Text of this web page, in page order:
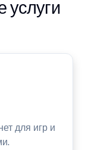
услуги
для игр и